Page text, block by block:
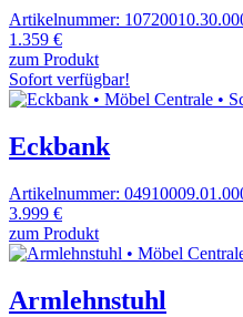
Artikelnummer:
1.359 €
zum Produkt
Sofort verfügbar!
Eckbank
Artikelnummer:
3.999 €
zum Produkt
Armlehnstuhl